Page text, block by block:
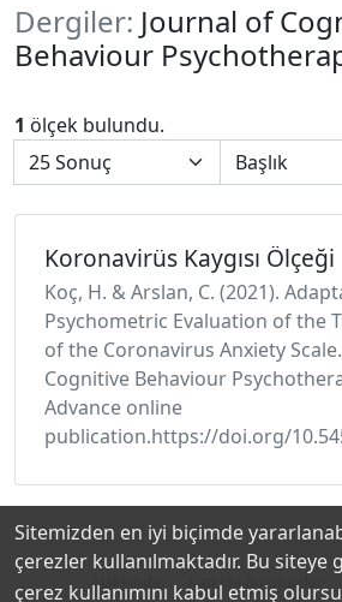
Dergiler: Journal of
Behaviour
1 ölçek bulundu.
Koronavirüs Kaygısı Ölçeği
Koç, H. & Arslan, C. (2021).
Psychometric Evaluation of the
of the Coronavirus Anxiety
Cognitive Behaviour
Advance online
publication.https://doi.org/
Hakkında Katkıda Bulunanlar
Sitemizden en iyi biçimde
çerezler kullanılmaktadır. Bu siteye
çerez kullanımını kabul etmiş